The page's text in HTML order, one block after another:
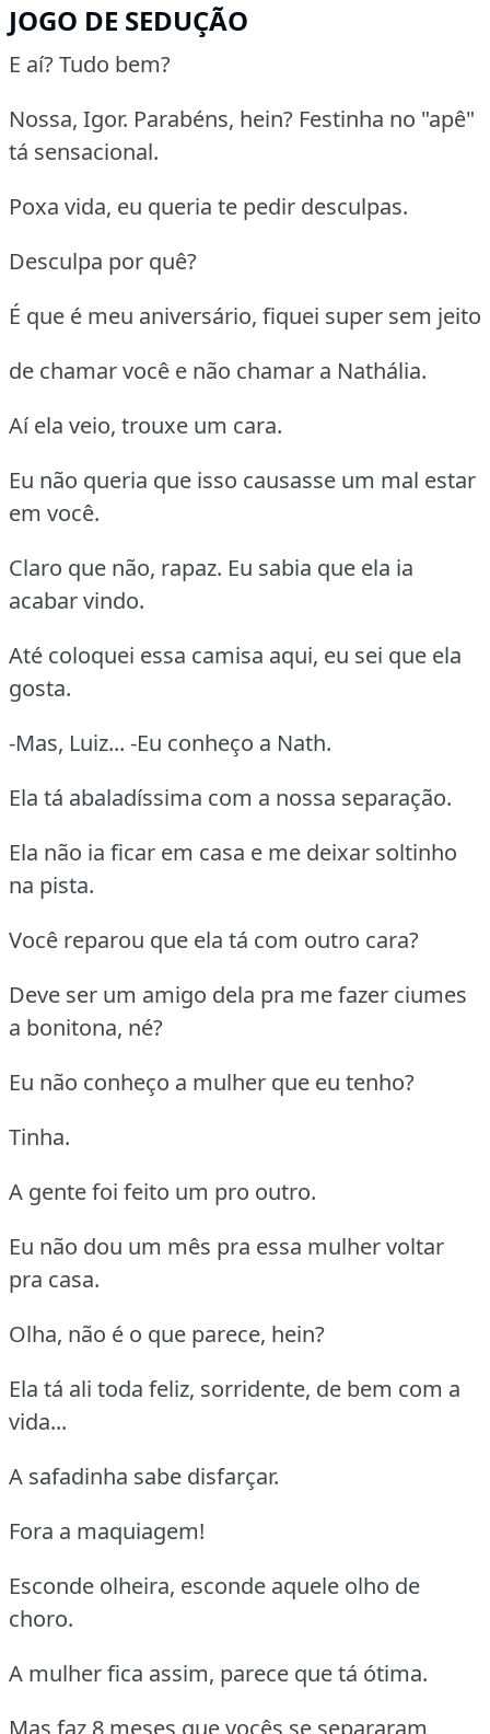
JOGO DE SEDUÇÃO
E aí? Tudo bem?
Nossa, Igor. Parabéns, hein? Festinha no "apê"
tá sensacional.
Poxa vida, eu queria te pedir desculpas.
Desculpa por quê?
É que é meu aniversário, fiquei super sem jeito
de chamar você e não chamar a Nathália.
Aí ela veio, trouxe um cara.
Eu não queria que isso causasse um mal estar
em você.
Claro que não, rapaz. Eu sabia que ela ia
acabar vindo.
Até coloquei essa camisa aqui, eu sei que ela
gosta.
-Mas, Luiz... -Eu conheço a Nath.
Ela tá abaladíssima com a nossa separação.
Ela não ia ficar em casa e me deixar soltinho
na pista.
Você reparou que ela tá com outro cara?
Deve ser um amigo dela pra me fazer ciumes
a bonitona, né?
Eu não conheço a mulher que eu tenho?
Tinha.
A gente foi feito um pro outro.
Eu não dou um mês pra essa mulher voltar
pra casa.
Olha, não é o que parece, hein?
Ela tá ali toda feliz, sorridente, de bem com a
vida...
A safadinha sabe disfarçar.
Fora a maquiagem!
Esconde olheira, esconde aquele olho de
choro.
A mulher fica assim, parece que tá ótima.
Mas faz 8 meses que vocês se separaram,